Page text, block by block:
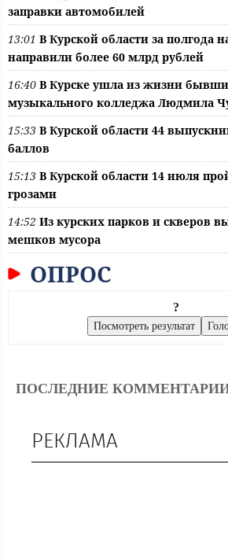
заправки автомобилей
13:01 В Курской области за полгода
направили более 60 млрд рублей
16:40 В Курске ушла из жизни
музыкального колледжа Людмила
15:33 В Курской области 44
баллов
15:13 В Курской области 14 июля
грозами
14:52 Из курских парков и скверов
мешков мусора
ОПРОС
?
ПОСЛЕДНИЕ
РЕКЛАМА